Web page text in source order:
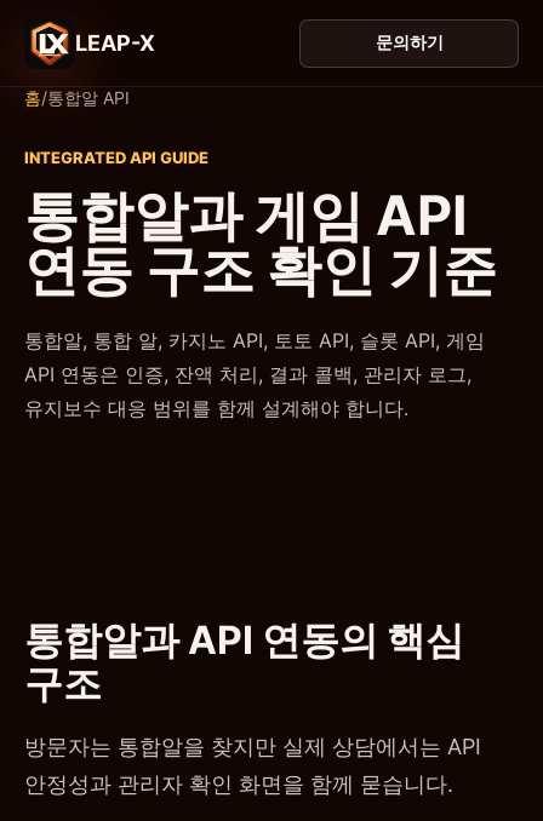
LEAP-X 문의하기
홈/통합알 API
INTEGRATED API GUIDE
통합알과 게임 API
연동 구조 확인 기준
통합알, 통합 알, 카지노 API, 토토 API, 슬롯 API, 게임
API 연동은 인증, 잔액 처리, 결과 콜백, 관리자 로그,
유지보수 대응 범위를 함께 설계해야 합니다.
통합알과 API 연동의 핵심
구조
방문자는 통합알을 찾지만 실제 상담에서는 API
안정성과 관리자 확인 화면을 함께 묻습니다.